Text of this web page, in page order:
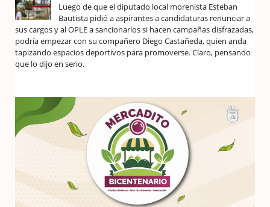
Luego de que el diputado local morenista Esteban
Bautista pidió a aspirantes a candidaturas renunciar a
sus cargos y al OPLE a sancionarlos si hacen campañas disfrazadas,
podría empezar con su compañero Diego Castañeda, quien anda
tapizando espacios deportivos para promoverse. Claro, pensando
que lo dijo en serio.